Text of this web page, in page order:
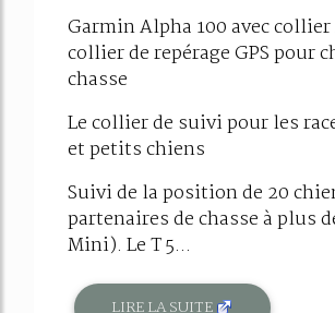
Garmin Alpha 100 avec
collier de repérage GPS pour
chasse
Le collier de suivi pour les
et petits chiens
Suivi de la position de 20
partenaires de chasse à plus
Mini). Le T 5...
LIRE LA SUITE